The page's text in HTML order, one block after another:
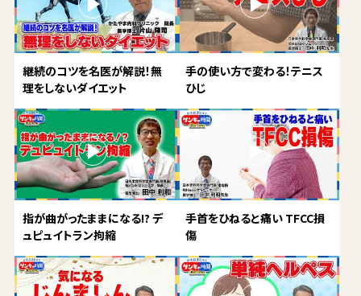
継続のコツを名医が解説！無
理をしないダイエット
手の使い方で変わる！テニス
ひじ
指が曲がったままになる!? デ
ュピュイトラン拘縮
手首をひねると痛い TFCC損
傷